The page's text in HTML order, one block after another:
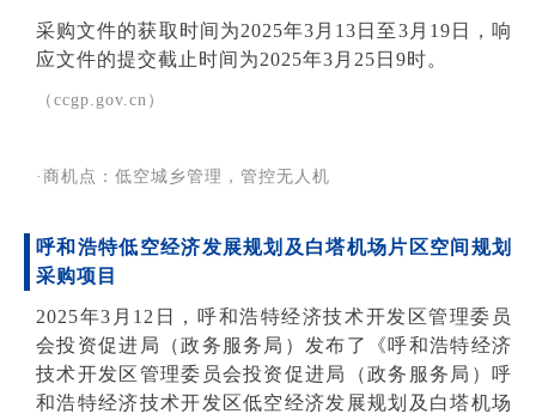
采购文件的获取时间为2025年3月13日至3月19日，响
应文件的提交截止时间为2025年3月25日9时。
（ccgp.gov.cn）
·商机点：低空城乡管理，管控无人机
呼和浩特低空经济发展规划及白塔机场片区空间规划
采购项目
2025年3月12日，呼和浩特经济技术开发区管理委员
会投资促进局（政务服务局）发布了《呼和浩特经济
技术开发区管理委员会投资促进局（政务服务局）呼
和浩特经济技术开发区低空经济发展规划及白塔机场